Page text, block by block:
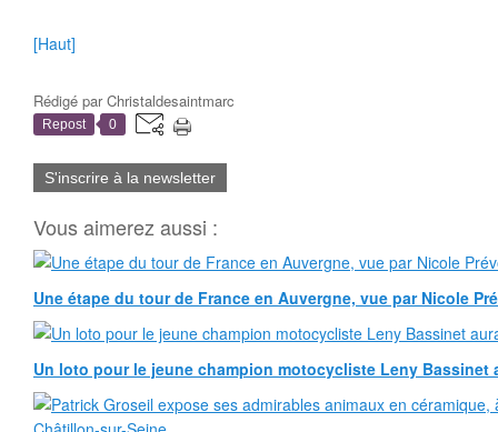
[Haut]
Rédigé parChristaldesaintmarc
Repost 0
S'inscrire à la newsletter
Vous aimerez aussi :
Une étape du tour de France en Auvergne, vue par Nicole
Un loto pour le jeune champion motocycliste Leny Bassinet